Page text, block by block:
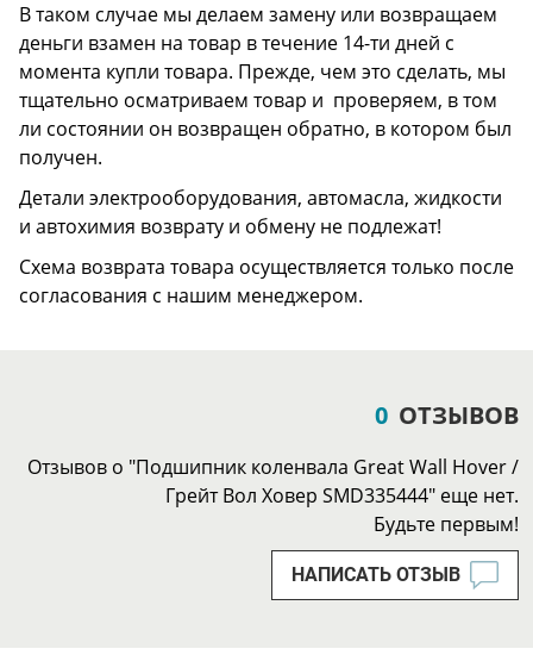
В таком случае мы делаем замену или возвращаем
деньги взамен на товар в течение 14-ти дней с
момента купли товара. Прежде, чем это сделать, мы
тщательно осматриваем товар и проверяем, в том
ли состоянии он возвращен обратно, в котором был
получен.
Детали электрооборудования, автомасла, жидкости
и автохимия возврату и обмену не подлежат!
Схема возврата товара осуществляется только после
согласования с нашим менеджером.
0 ОТЗЫВОВ
Отзывов о "Подшипник коленвала Great Wall Hover /
Грейт Вол Ховер SMD335444" еще нет.
Будьте первым!
НАПИСАТЬ ОТЗЫВ